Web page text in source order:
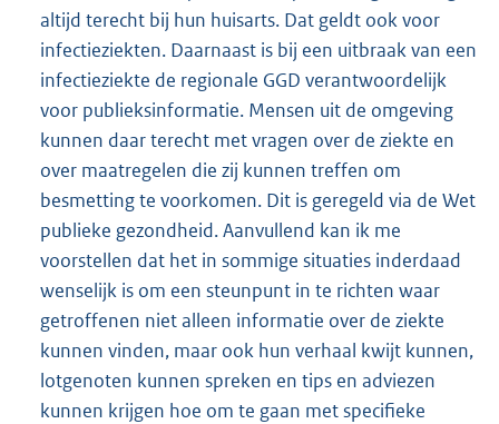
altijd terecht bij hun huisarts. Dat geldt ook voor
infectieziekten. Daarnaast is bij een uitbraak van een
infectieziekte de regionale GGD verantwoordelijk
voor publieksinformatie. Mensen uit de omgeving
kunnen daar terecht met vragen over de ziekte en
over maatregelen die zij kunnen treffen om
besmetting te voorkomen. Dit is geregeld via de Wet
publieke gezondheid. Aanvullend kan ik me
voorstellen dat het in sommige situaties inderdaad
wenselijk is om een steunpunt in te richten waar
getroffenen niet alleen informatie over de ziekte
kunnen vinden, maar ook hun verhaal kwijt kunnen,
lotgenoten kunnen spreken en tips en adviezen
kunnen krijgen hoe om te gaan met specifieke